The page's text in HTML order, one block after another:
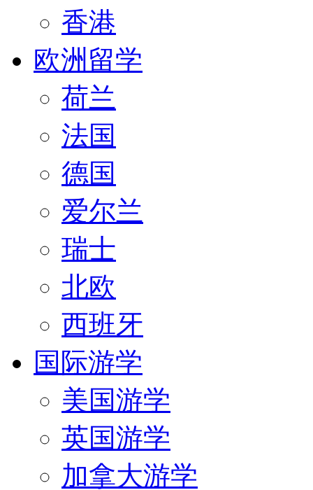
香港
欧洲留学
荷兰
法国
德国
爱尔兰
瑞士
北欧
西班牙
国际游学
美国游学
英国游学
加拿大游学